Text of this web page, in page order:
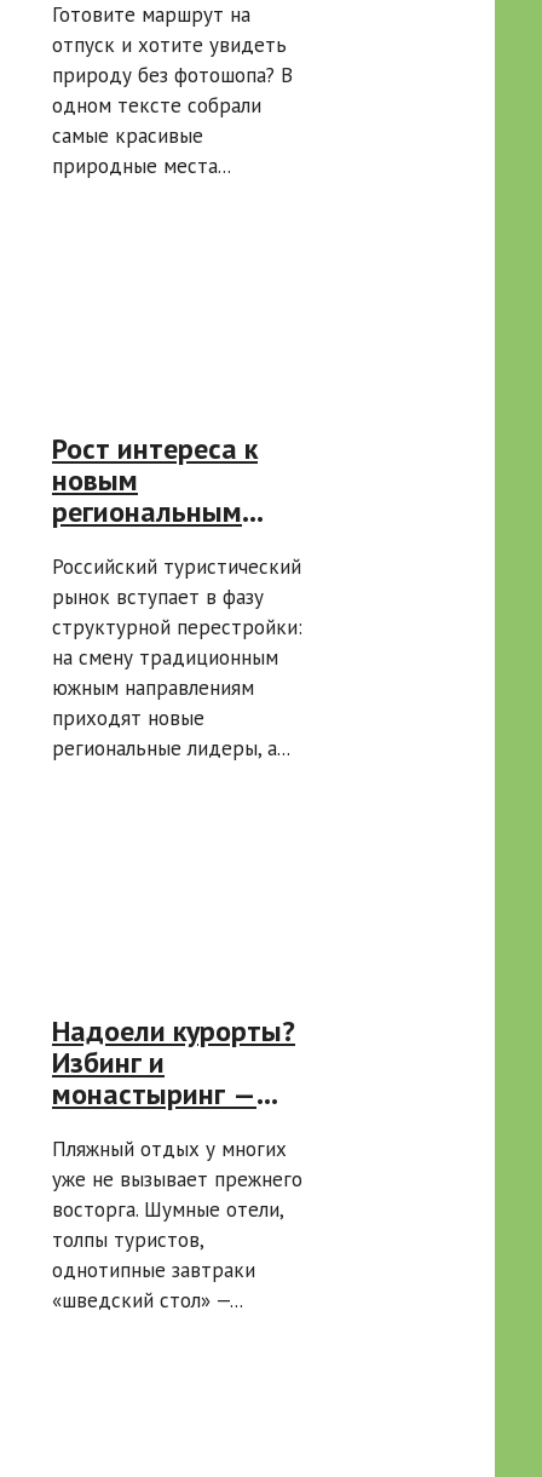
маршруты на
любой сезон —
самые красивые
природные места
России
Готовите маршрут на
отпуск и хотите увидеть
природу без фотошопа? В
одном тексте собрали
самые красивые
природные места...
Рост интереса к
новым
региональным
меняется
туристический
рынок России —
комментарии
экспертов
Российский туристический
рынок вступает в фазу
структурной перестройки:
на смену традиционным
южным направлениям
приходят новые
региональные лидеры, а...
Надоели курорты?
Избинг и
монастыринг —
поехать за
вдохновением
Пляжный отдых у многих
уже не вызывает прежнего
восторга. Шумные отели,
толпы туристов,
однотипные завтраки
«шведский стол» —...